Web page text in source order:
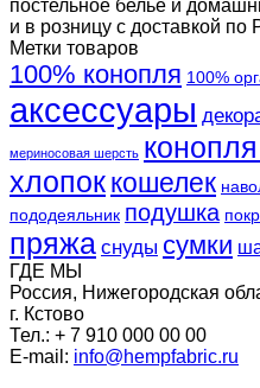
постельное бельё и
и в розницу с доставкой по
Метки товаров
100% конопля 100%
аксессуары
мериносовая шерсть
хлопоккошелек
пододеяльник подушка
пряжа снуды сумки
ГДЕ МЫ
Россия, Нижегородская
г. Кстово
Тел.: + 7 910 000 00 00
E-mail: info@hempfabric.ru